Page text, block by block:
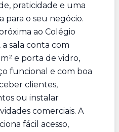
praticidade e uma
para o seu negócio.
ao Colégio
sala conta com
e porta de vidro,
funcional e com boa
clientes,
ou instalar
comerciais. A
fácil acesso,